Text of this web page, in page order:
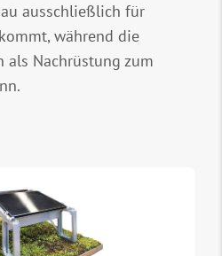
ausschließlich für
während die
als Nachrüstung zum